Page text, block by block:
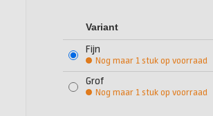
Variant
Fijn
Nog maar 1 stuk op voorraad
Grof
Nog maar 1 stuk op voorraad